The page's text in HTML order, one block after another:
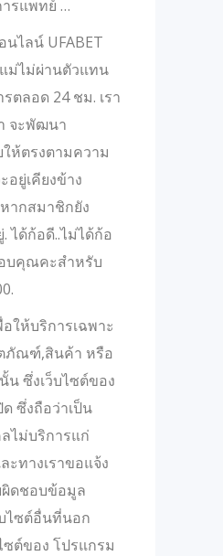
รแพทย์ …
นไลน์ UFABET
ม่ไม่ผ่านตัวแทน
ตลอด 24 ชม. เรา
จะพัฒนา
ห้ตรงตามความ
อยู่เคียงข้าง
ากสมาชิกยัง
. ได้ก้อดี..ไม่ได้ก้อ
บคุณคะสำหรับ
ให้บริการเฉพาะ
ภัณฑ์,สินค้า หรือ
น ซึ่งเว็บไซต์ของ
ด ซึ่งถือว่าเป็น
ไม่บริการแก่
ทางเราขอแจ้ง
ดชอบข้อมูล
ไซต์อื่นที่นอก
ซต์ของ โปรแกรม